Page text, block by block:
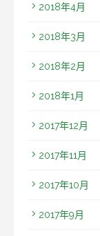
2018年4月
2018年3月
2018年2月
2018年1月
2017年12月
2017年11月
2017年10月
2017年9月